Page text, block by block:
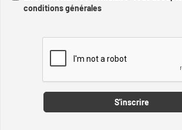
conditions générales
S'inscrire